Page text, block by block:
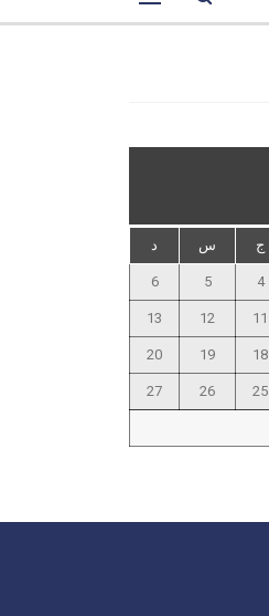
ج س د
4
5
6
11
12
13
18
19
20
25
26
27